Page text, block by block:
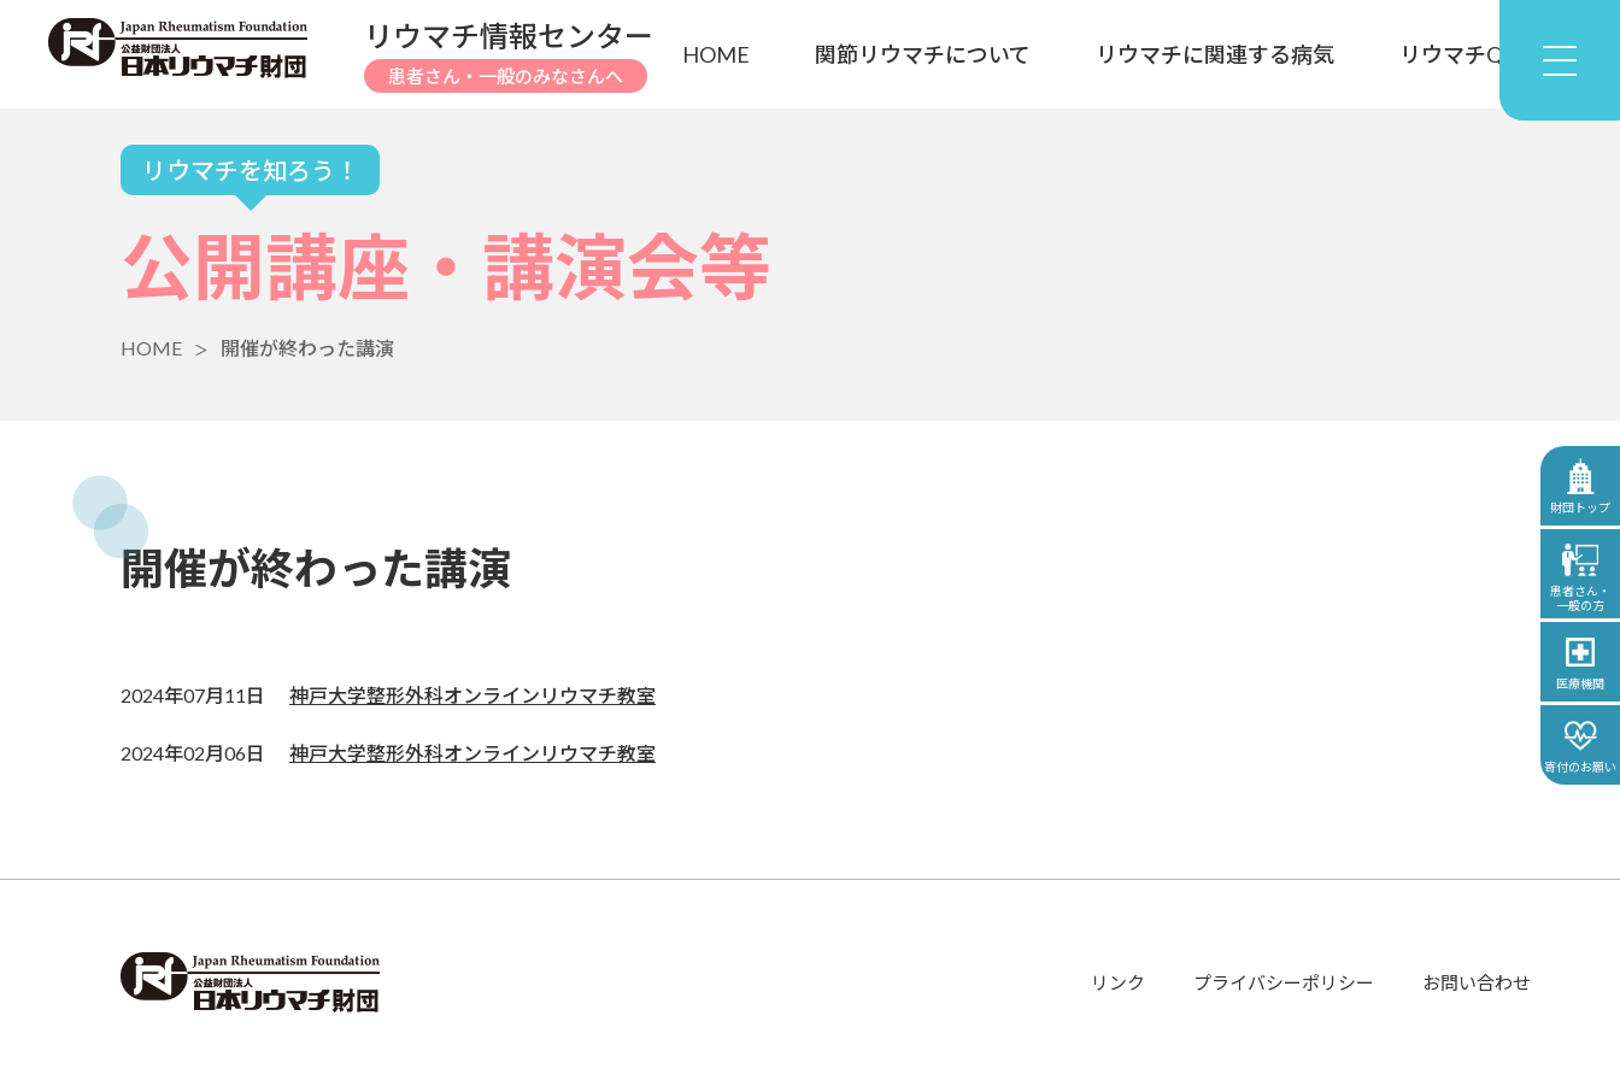
リウマチ情報センター
患者さん・一般のみなさんへ
HOME 関節リウマチについて リウマチに関連する病気 リウマチQ&A
リウマチを知ろう！
公開講座・講演会等
HOME 開催が終わった講演
開催が終わった講演
2024年07月11日 神戸大学整形外科オンラインリウマチ教室
2024年02月06日 神戸大学整形外科オンラインリウマチ教室
財団トップ
患者さん・
一般の方
医療機関
寄付のお願い
リンク プライバシーポリシー お問い合わせ